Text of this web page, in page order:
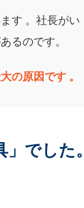
す 。社長がい
るのです。
の原因です 。
でした。